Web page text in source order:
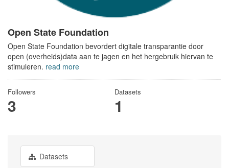
Open State Foundation
Open State Foundation bevordert digitale transparantie door
open (overheids)data aan te jagen en het hergebruik hiervan te
stimuleren. read more
Followers
3
Datasets
1
Datasets